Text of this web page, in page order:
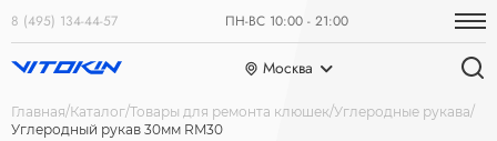
8 (495) 134-44-57 ПН-ВС 10:00 - 21:00
Москва
Главная Каталог Товары для ремонта клюшек Углеродные рукава
Углеродный рукав 30мм RM30